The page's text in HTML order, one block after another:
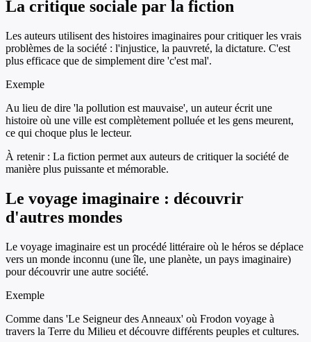
La critique sociale par la fiction
Les auteurs utilisent des histoires imaginaires pour critiquer les vrais
problèmes de la société : l'injustice, la pauvreté, la dictature. C'est
plus efficace que de simplement dire 'c'est mal'.
Exemple
Au lieu de dire 'la pollution est mauvaise', un auteur écrit une
histoire où une ville est complètement polluée et les gens meurent,
ce qui choque plus le lecteur.
À retenir : La fiction permet aux auteurs de critiquer la société de
manière plus puissante et mémorable.
Le voyage imaginaire : découvrir
d'autres mondes
Le voyage imaginaire est un procédé littéraire où le héros se déplace
vers un monde inconnu (une île, une planète, un pays imaginaire)
pour découvrir une autre société.
Exemple
Comme dans 'Le Seigneur des Anneaux' où Frodon voyage à
travers la Terre du Milieu et découvre différents peuples et cultures.